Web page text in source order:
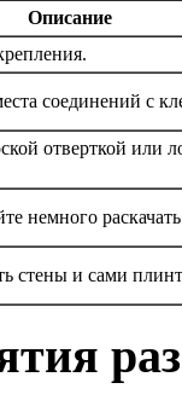
Описание
соединений с
отверткой или
немного
стены и сами